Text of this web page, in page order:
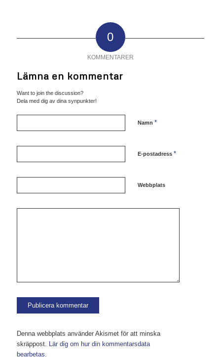
0
KOMMENTARER
Lämna en kommentar
Want to join the discussion?
Dela med dig av dina synpunkter!
Namn *
E-postadress *
Webbplats
Denna webbplats använder Akismet för att minska
skräppost. Lär dig om hur din kommentarsdata
bearbetas.